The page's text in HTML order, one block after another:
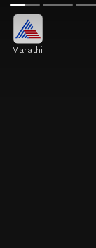
Marathi